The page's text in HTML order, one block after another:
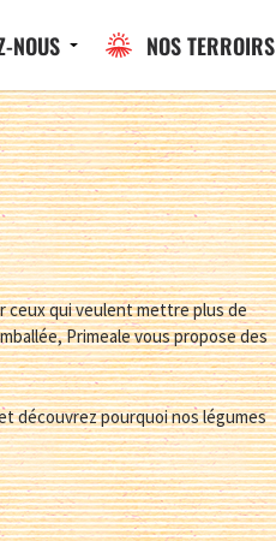
NOUS NOS TERROIRS
ceux qui veulent mettre plus de
Primeale vous propose des
découvrez pourquoi nos légumes